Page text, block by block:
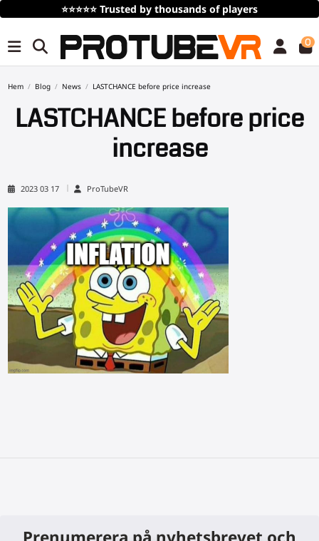
⭐⭐⭐⭐⭐ Trusted by thousands of players
0
Hem Blog News LASTCHANCE before price increase
LASTCHANCE before price
increase
2023 03 17 ProTubeVR